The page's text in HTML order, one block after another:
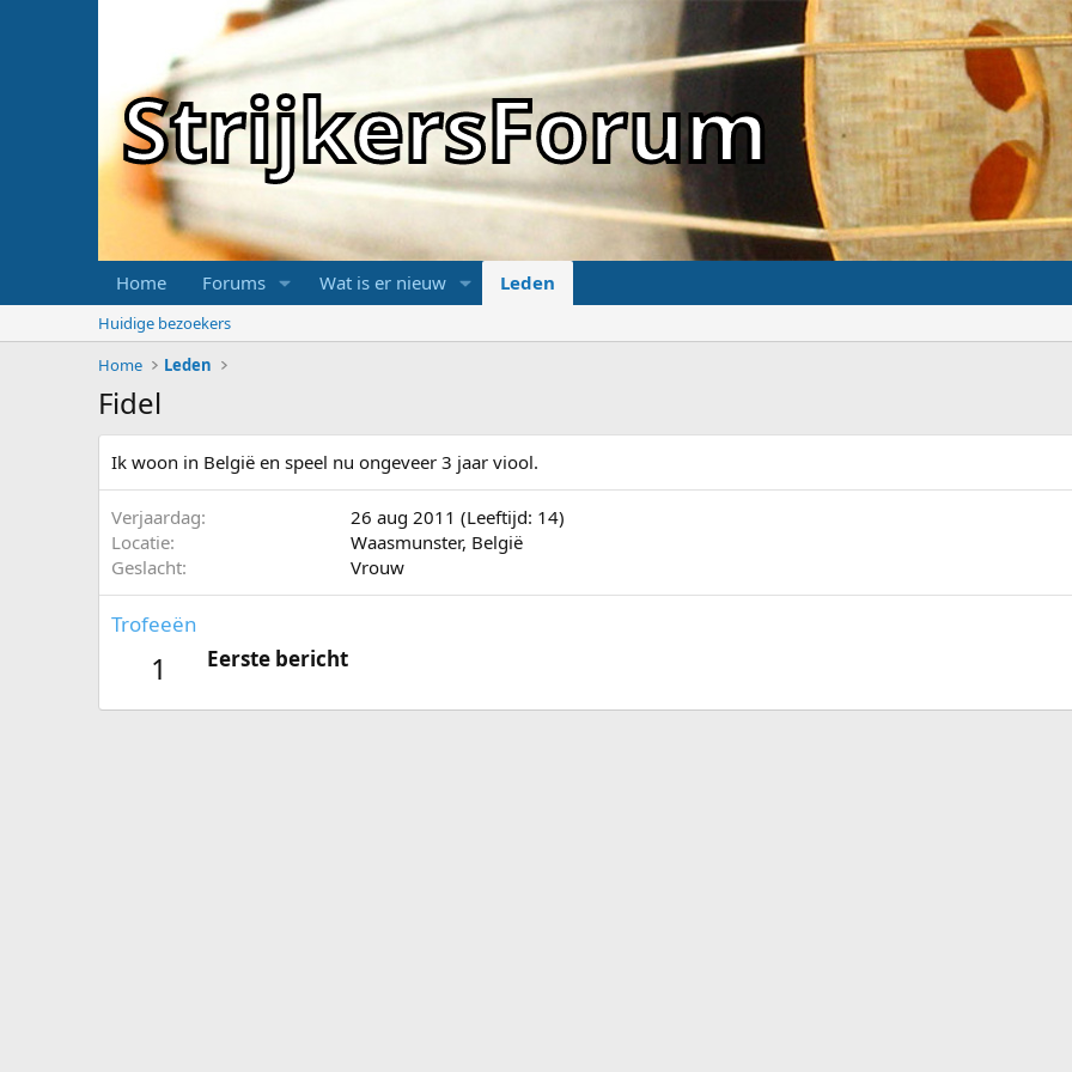
StrijkersForum
Home Forums Wat is er nieuw Leden
Huidige bezoekers
Home
Leden
Fidel
Ik woon in België en speel nu ongeveer 3 jaar viool.
Verjaardag
26 aug 2011 (Leeftijd: 14)
Locatie
Waasmunster, België
Geslacht
Vrouw
Trofeeën
1 Eerste bericht